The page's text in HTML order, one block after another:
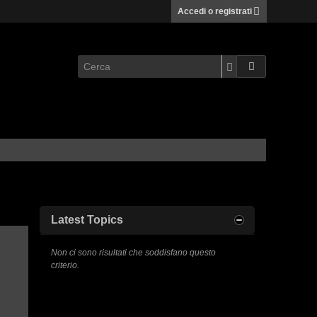
Accedi o registrati
Latest Topics
Non ci sono risultati che soddisfano questo
criterio.